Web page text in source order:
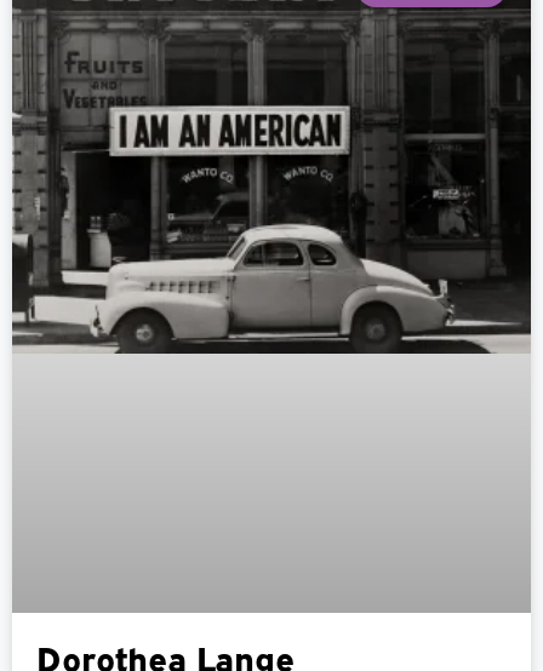
Dorothea Lange